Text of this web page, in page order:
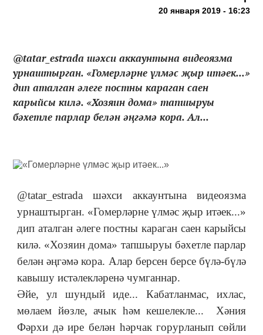
20 января 2019 - 16:23
@tatar_estrada шәхси аккаунтына видеоязма
урнаштырган. «Гомерләрне үлмәс җыр итәек...»
дип аталган әлеге постны караган саен
карыйсы килә. «Хозяин дома» тапшыруы
бәхетле парлар белән әңгәмә кора. Ал...
@tatar_estrada шәхси аккаунтына видеоязма
урнаштырган. «Гомерләрне үлмәс җыр итәек...»
дип аталган әлеге постны караган саен карыйсы
килә. «Хозяин дома» тапшыруы бәхетле парлар
белән әңгәмә кора. Алар берсен берсе бүлә-бүлә
кавышу истәлекләренә чумганнар.
Әйе, ул шундый иде... Кабатланмас, ихлас,
мөлаем йөзле, ачык һәм кешелекле... Хәния
Фәрхи дә ире белән һәрчак горурланып сөйли